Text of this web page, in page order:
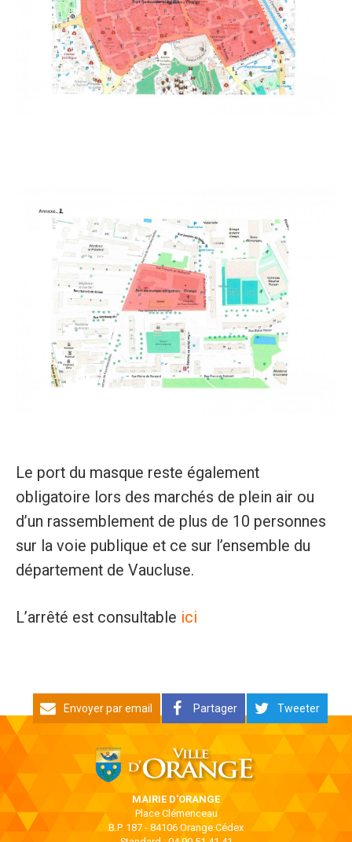
Le port du masque reste également
obligatoire lors des marchés de plein air ou
d’un rassemblement de plus de 10 personnes
sur la voie publique et ce sur l’ensemble du
département de Vaucluse.
L’arrêté est consultable ici
Envoyer par email Partager Tweeter
MAIRIE D'ORANGE
Place Clémenceau
B.P. 187 - 84106 Orange Cédex